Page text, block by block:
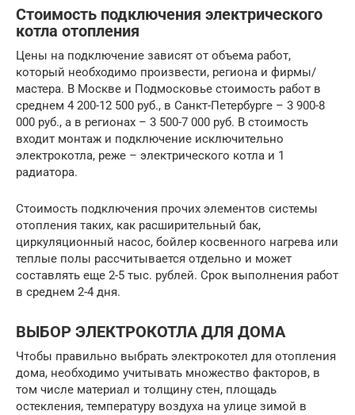
Стоимость подключения электрического
котла отопления
Цены на подключение зависят от объема работ,
который необходимо произвести, региона и фирмы/
мастера. В Москве и Подмосковье стоимость работ в
среднем 4 200-12 500 руб., в Санкт-Петербурге – 3 900-8
000 руб., а в регионах – 3 500-7 000 руб. В стоимость
входит монтаж и подключение исключительно
электрокотла, реже – электрического котла и 1
радиатора.
Стоимость подключения прочих элементов системы
отопления таких, как расширительный бак,
циркуляционный насос, бойлер косвенного нагрева или
теплые полы рассчитывается отдельно и может
составлять еще 2-5 тыс. рублей. Срок выполнения работ
в среднем 2-4 дня.
ВЫБОР ЭЛЕКТРОКОТЛА ДЛЯ ДОМА
Чтобы правильно выбрать электрокотел для отопления
дома, необходимо учитывать множество факторов, в
том числе материал и толщину стен, площадь
остекления, температуру воздуха на улице зимой в